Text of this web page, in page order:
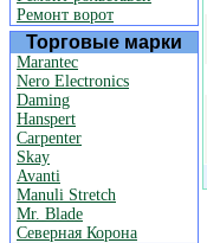
Ремонт ворот
Торговые марки
Marantec
Nero Electronics
Daming
Hanspert
Carpenter
Skay
Avanti
Manuli Stretch
Mr. Blade
Северная Корона